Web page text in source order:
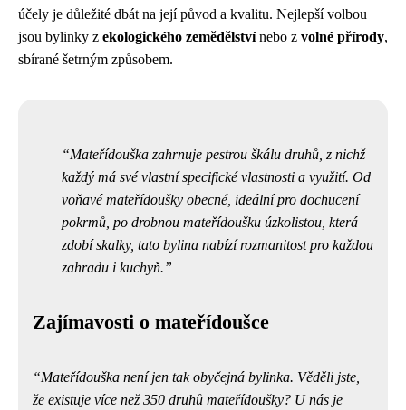
účely je důležité dbát na její původ a kvalitu. Nejlepší volbou
jsou bylinky z ekologického zemědělstvínebo z volné přírody,
sbírané šetrným způsobem.
Mateřídouška zahrnuje pestrou škálu druhů, z nichž
každý má své vlastní specifické vlastnosti a využití. Od
voňavé mateřídoušky obecné, ideální pro dochucení
pokrmů, po drobnou mateřídoušku úzkolistou, která
zdobí skalky, tato bylina nabízí rozmanitost pro každou
zahradu i kuchyň.
Zajímavosti o mateřídoušce
Mateřídouška není jen tak obyčejná bylinka. Věděli jste,
že existuje více než 350 druhů mateřídoušky? U nás je